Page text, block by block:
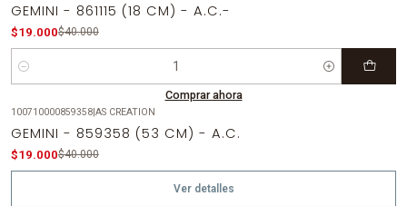
GEMINI - 861115 (18 CM) - A.C.-
$19.000$40.000
Cantidad
Comprar ahora
Agotado
100710000859358| AS CREATION
GEMINI - 859358 (53 CM) - A.C.
$19.000$40.000
Ver detalles